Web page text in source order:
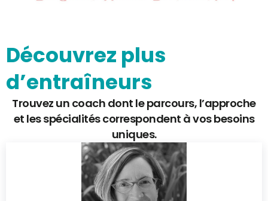
Découvrez plus
d’entraîneurs
Trouvez un coach dont le parcours, l’approche
et les spécialités correspondent à vos besoins
uniques.